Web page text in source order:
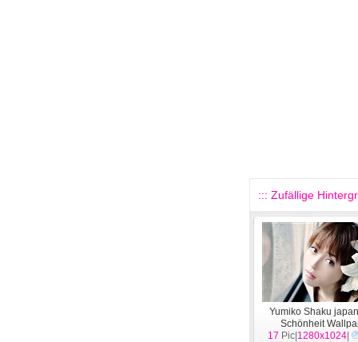
::: Zufällige
Yumiko Shaku
Schönheit
[Menschen
17 Pic| 1280x1024